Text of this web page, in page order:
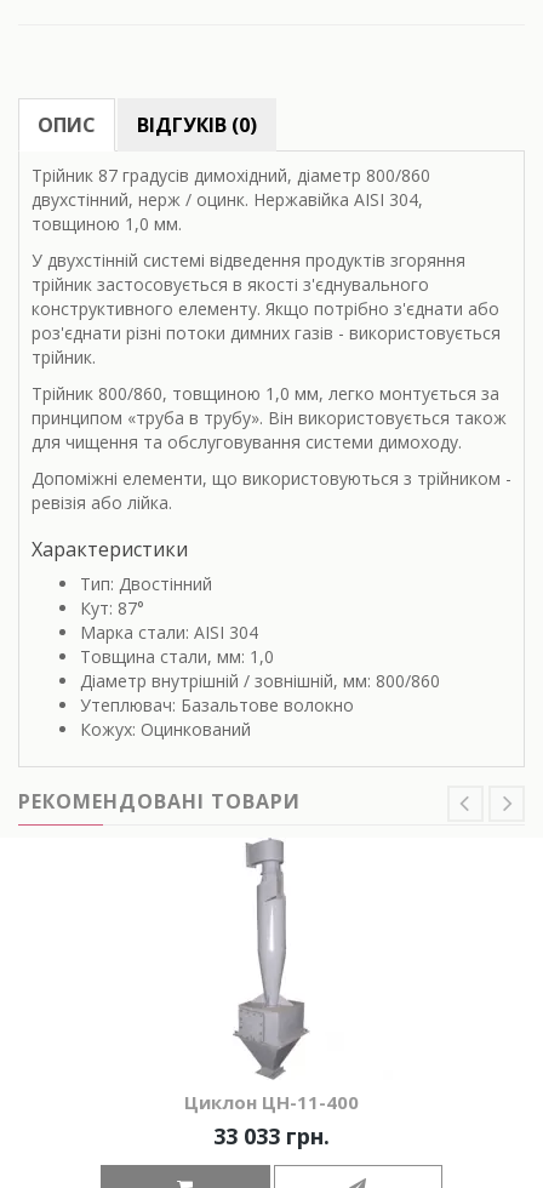
ОПИС ВІДГУКІВ (0)
Трійник 87 градусів димохідний, діаметр 800/860
двухстінний, нерж / оцинк. Нержавійка AISI 304,
товщиною 1,0 мм.
У двухстінній системі відведення продуктів згоряння
трійник застосовується в якості з'єднувального
конструктивного елементу. Якщо потрібно з'єднати або
роз'єднати різні потоки димних газів - використовується
трійник.
Трійник 800/860, товщиною 1,0 мм, легко монтується за
принципом «труба в трубу». Він використовується також
для чищення та обслуговування системи димоходу.
Допоміжні елементи, що використовуються з трійником -
ревізія або лійка.
Характеристики
Тип: Двостінний
Кут: 87°
Марка стали: AISI 304
Товщина стали, мм: 1,0
Діаметр внутрішній / зовнішній, мм: 800/860
Утеплювач: Базальтове волокно
Кожух: Оцинкований
РЕКОМЕНДОВАНІ ТОВАРИ
Циклон ЦН-11-400
33 033 грн.